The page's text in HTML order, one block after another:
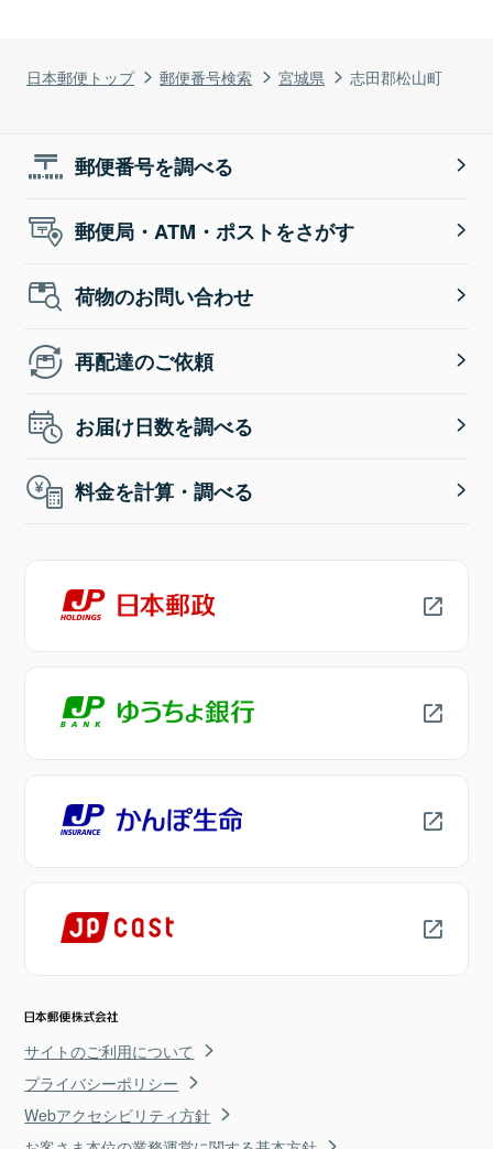
日本郵便トップ 郵便番号検索 宮城県 志田郡松山町
郵便番号を調べる
郵便局・ATM・ポストをさがす
荷物のお問い合わせ
再配達のご依頼
お届け日数を調べる
料金を計算・調べる
サイトのご利用について
プライバシーポリシー
Webアクセシビリティ方針